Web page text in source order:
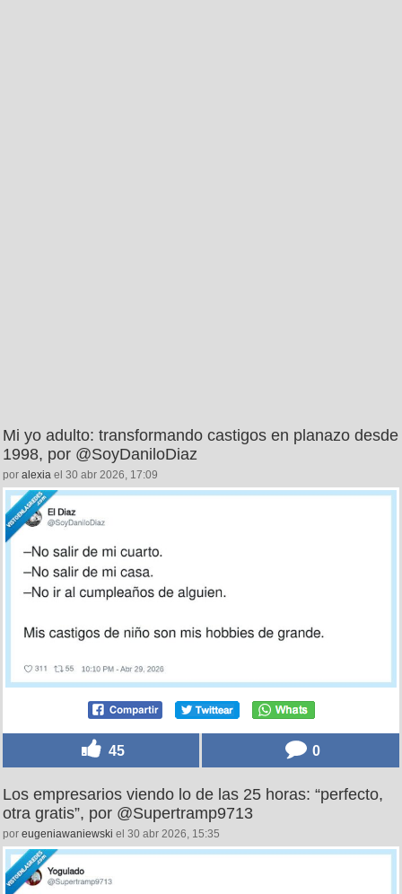
Mi yo adulto: transformando castigos en planazo desde
1998, por @SoyDaniloDiaz
por alexia el 30 abr 2026, 17:09
45 0
Los empresarios viendo lo de las 25 horas: “perfecto,
otra gratis”, por @Supertramp9713
por eugeniawaniewski el 30 abr 2026, 15:35